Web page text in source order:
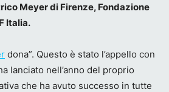
Meyer di Firenze, Fondazione
Italia.
dona”. Questo è stato l’appello con
lanciato nell’anno del proprio
che ha avuto successo in tutte